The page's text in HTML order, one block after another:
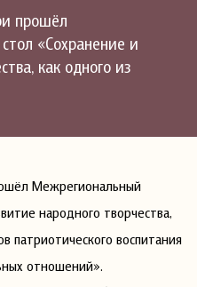
прошёл
«Сохранение и
как одного из
Межрегиональный
народного творчества,
патриотического воспитания
отношений».